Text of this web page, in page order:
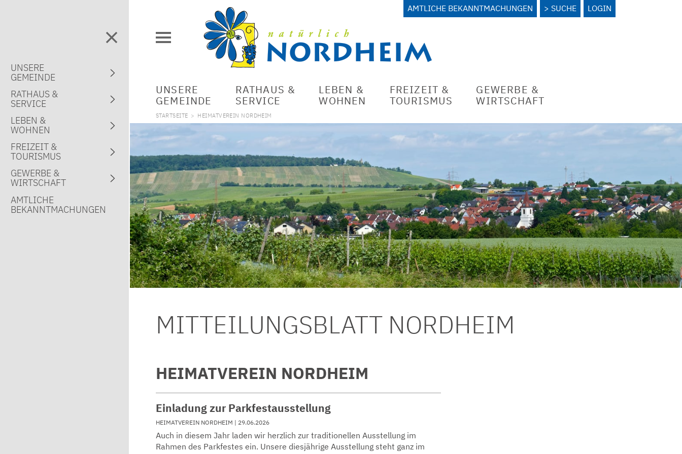
AMTLICHE BEKANNTMACHUNGEN SUCHE LOGIN
UNSERE
GEMEINDE
RATHAUS &
SERVICE
LEBEN &
WOHNEN
FREIZEIT &
TOURISMUS
GEWERBE &
WIRTSCHAFT
STARTSEITE > HEIMATVEREIN NORDHEIM
MITTEILUNGSBLATT NORDHEIM
HEIMATVEREIN NORDHEIM
Einladung zur Parkfestausstellung
HEIMATVEREIN NORDHEIM | 29.06.2026
Auch in diesem Jahr laden wir herzlich zur traditionellen Ausstellung im
Rahmen des Parkfestes ein. Unsere diesjährige Ausstellung steht ganz im
UNSERE
GEMEINDE
RATHAUS &
SERVICE
LEBEN &
WOHNEN
FREIZEIT &
TOURISMUS
GEWERBE &
WIRTSCHAFT
AMTLICHE
BEKANNTMACHUNGEN